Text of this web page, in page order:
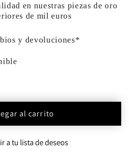
en nuestras piezas de oro
de mil euros
y devoluciones*
al carrito
a tu lista de deseos